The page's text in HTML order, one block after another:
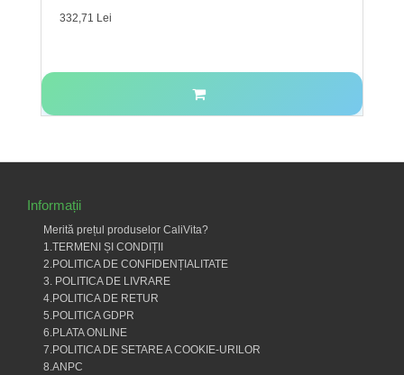
332,71 Lei
Informații
Merită prețul produselor CaliVita?
1.TERMENI ȘI CONDIȚII
2.POLITICA DE CONFIDENȚIALITATE
3. POLITICA DE LIVRARE
4.POLITICA DE RETUR
5.POLITICA GDPR
6.PLATA ONLINE
7.POLITICA DE SETARE A COOKIE-URILOR
8.ANPC